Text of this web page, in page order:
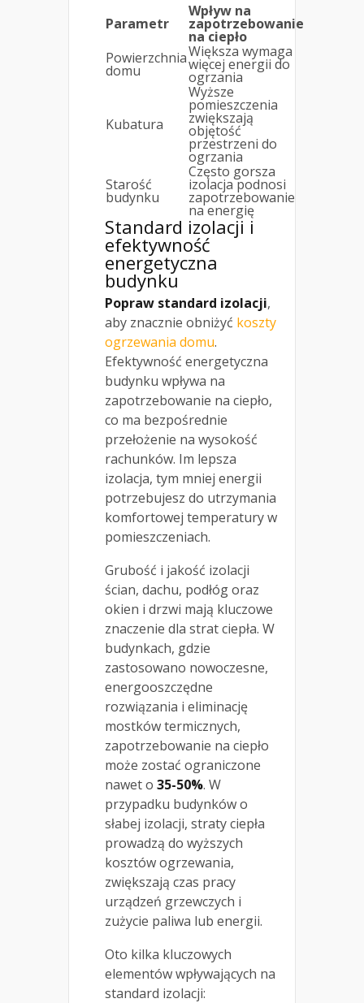
Parametr
Wpływ na
zapotrzebowanie
na ciepło
Powierzchnia
domu
Większa wymaga
więcej energii do
ogrzania
Kubatura
Wyższe
pomieszczenia
zwiększają
objętość
przestrzeni do
ogrzania
Starość
budynku
Często gorsza
izolacja podnosi
zapotrzebowanie
na energię
Standard izolacji i
efektywność
energetyczna
budynku
Popraw standard izolacji,
aby znacznie obniżyć koszty
ogrzewania domu.
Efektywność energetyczna
budynku wpływa na
zapotrzebowanie na ciepło,
co ma bezpośrednie
przełożenie na wysokość
rachunków. Im lepsza
izolacja, tym mniej energii
potrzebujesz do utrzymania
komfortowej temperatury w
pomieszczeniach.
Grubość i jakość izolacji
ścian, dachu, podłóg oraz
okien i drzwi mają kluczowe
znaczenie dla strat ciepła. W
budynkach, gdzie
zastosowano nowoczesne,
energooszczędne
rozwiązania i eliminację
mostków termicznych,
zapotrzebowanie na ciepło
może zostać ograniczone
nawet o 35-50%. W
przypadku budynków o
słabej izolacji, straty ciepła
prowadzą do wyższych
kosztów ogrzewania,
zwiększają czas pracy
urządzeń grzewczych i
zużycie paliwa lub energii.
Oto kilka kluczowych
elementów wpływających na
standard izolacji: